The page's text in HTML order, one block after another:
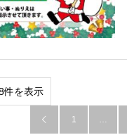
件を表示
 1 …